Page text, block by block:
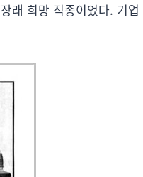
래 희망 직종이었다. 기업